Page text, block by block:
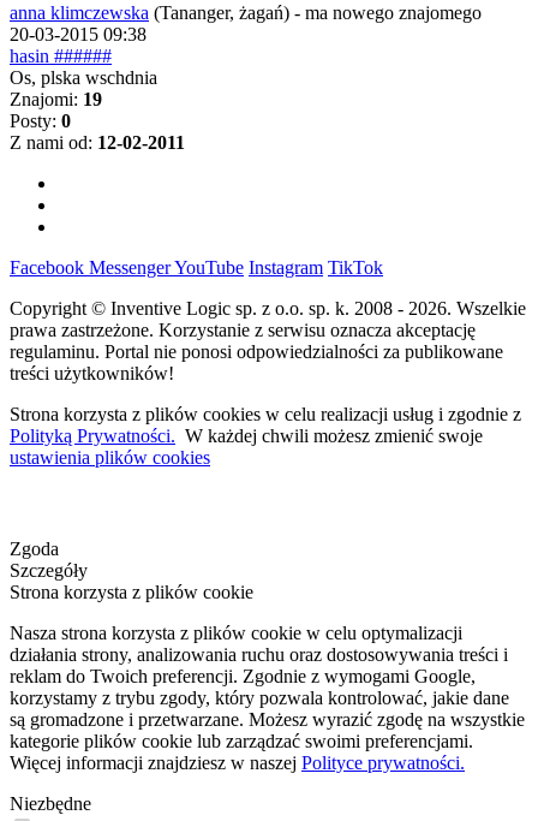
anna klimczewska (Tananger, żagań) - ma nowego znajomego
20-03-2015 09:38
hasin ######
Os, plska wschdnia
Znajomi: 19
Posty: 0
Z nami od: 12-02-2011
Facebook MessengerYouTube Instagram TikTok
Copyright © Inventive Logic sp. z o.o. sp. k. 2008 - 2026. Wszelkie
prawa zastrzeżone. Korzystanie z serwisu oznacza akceptację
regulaminu. Portal nie ponosi odpowiedzialności za publikowane
treści użytkowników!
Strona korzysta z plików cookies w celu realizacji usług i zgodnie z
Polityką Prywatności. W każdej chwili możesz zmienić swoje
ustawienia plików cookies
Zgoda
Szczegóły
Strona korzysta z plików cookie
Nasza strona korzysta z plików cookie w celu optymalizacji
działania strony, analizowania ruchu oraz dostosowywania treści i
reklam do Twoich preferencji. Zgodnie z wymogami Google,
korzystamy z trybu zgody, który pozwala kontrolować, jakie dane
są gromadzone i przetwarzane. Możesz wyrazić zgodę na wszystkie
kategorie plików cookie lub zarządzać swoimi preferencjami.
Więcej informacji znajdziesz w naszej Polityce prywatności.
Niezbędne